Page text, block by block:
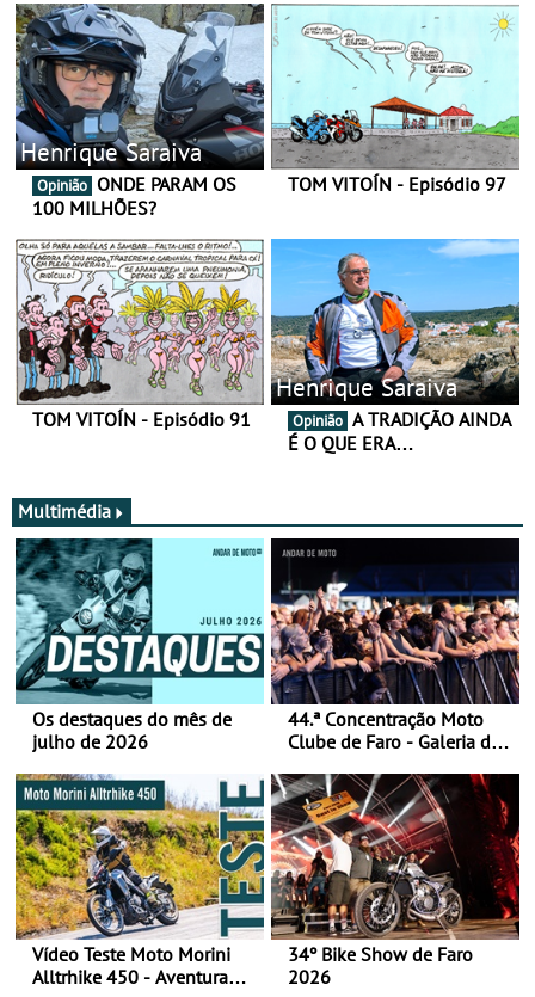
Henrique Saraiva
Opinião
100 MILHÕES?
TOM VITOÍN - Episódio 97
TOM VITOÍN - Episódio 91
Henrique Saraiva
Opinião
É O QUE ERA…
Multimédia
Os destaques do mês de
julho de 2026
44.ª Concentração Moto
Clube de Faro - Galeria de
Vídeo Teste Moto Morini
Alltrhike 450 - Aventura
34º Bike Show de Faro
2026